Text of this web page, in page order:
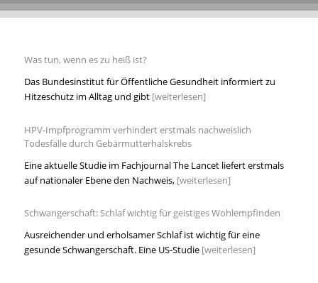
Was tun, wenn es zu heiß ist?
Das Bundesinstitut für Öffentliche Gesundheit informiert zu
Hitzeschutz im Alltag und gibt [weiterlesen]
HPV-Impfprogramm verhindert erstmals nachweislich
Todesfälle durch Gebärmutterhalskrebs
Eine aktuelle Studie im Fachjournal The Lancet liefert erstmals
auf nationaler Ebene den Nachweis, [weiterlesen]
Schwangerschaft: Schlaf wichtig für geistiges Wohlempfinden
Ausreichender und erholsamer Schlaf ist wichtig für eine
gesunde Schwangerschaft. Eine US-Studie [weiterlesen]